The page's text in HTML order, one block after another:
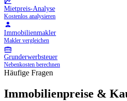
Mietpreis-Analyse
Kostenlos analysieren
Immobilienmakler
Makler vergleichen
Grunderwerbsteuer
Nebenkosten berechnen
Häufige Fragen
Immobilienpreise &